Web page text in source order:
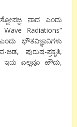
ನಾದ ಎಂದು
Wave Radiations”
ಭೌತವಿಜ್ಞಾನಿಗಳು
ಪುರುಷ-ಪ್ರಕೃತಿ,
ಇದು ಎಲ್ಲವೂ ಹೌದು,